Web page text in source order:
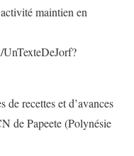
maintien en
recettes et d’avances
de Papeete (Polynésie